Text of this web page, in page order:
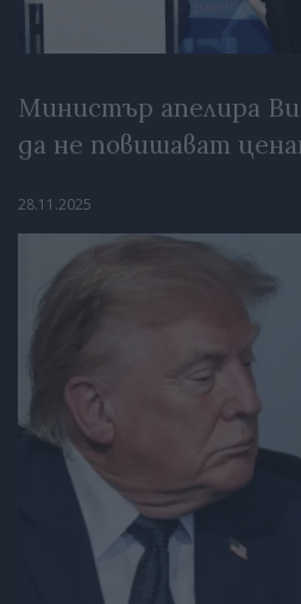
Министър апелира
да не повишават
28.11.2025